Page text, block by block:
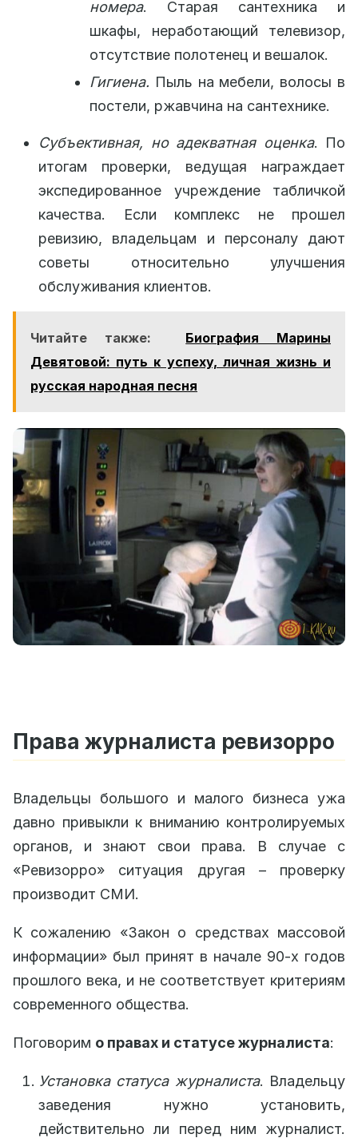
номера. Старая сантехника и
шкафы, неработающий телевизор,
отсутствие полотенец и вешалок.
Гигиена. Пыль на мебели, волосы в
постели, ржавчина на сантехнике.
Субъективная, но адекватная оценка. По
итогам проверки, ведущая награждает
экспедированное учреждение табличкой
качества. Если комплекс не прошел
ревизию, владельцам и персоналу дают
советы относительно улучшения
обслуживания клиентов.
Читайте также:
Биография Марины
Девятовой: путь к успеху, личная жизнь и
русская народная песня
Права журналиста ревизорро
Владельцы большого и малого бизнеса ужа
давно привыкли к вниманию контролируемых
органов, и знают свои права. В случае с
«Ревизорро» ситуация другая – проверку
производит СМИ.
К сожалению «Закон о средствах массовой
информации» был принят в начале 90-х годов
прошлого века, и не соответствует критериям
современного общества.
Поговорим о правах и статусе журналиста:
Установка статуса журналиста. Владельцу
заведения нужно установить,
действительно ли перед ним журналист.